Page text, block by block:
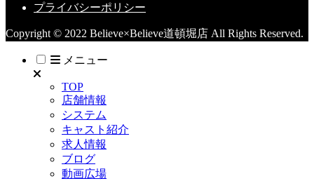
プライバシーポリシー
Copyright © 2022 Believe×Believe道頓堀店 All Rights Reserved.
メニュー
TOP
店舗情報
システム
キャスト紹介
求人情報
ブログ
動画広場